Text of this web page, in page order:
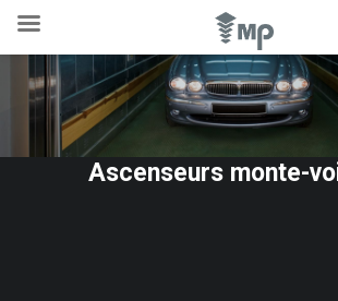
Ascenseurs monte-